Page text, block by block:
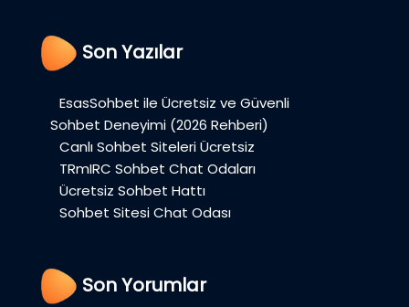
Son Yazılar
EsasSohbet ile Ücretsiz ve Güvenli
Sohbet Deneyimi (2026 Rehberi)
Canlı Sohbet Siteleri Ücretsiz
TRmIRC Sohbet Chat Odaları
Ücretsiz Sohbet Hattı
Sohbet Sitesi Chat Odası
Son Yorumlar